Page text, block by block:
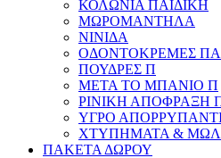
ΚΟΛΩΝΙΑ ΠΑΙΔΙΚΗ
ΜΩΡΟΜΑΝΤΗΛΑ
ΝΙΝΙΔΑ
ΟΔΟΝΤΟΚΡΕΜΕΣ
ΠΟΥΔΡΕΣ Π
ΜΕΤΑ ΤΟ ΜΠΑΝΙΟ Π
ΡΙΝΙΚΗ ΑΠΟΦΡΑΞΗ
ΥΓΡΟ
ΧΤΥΠΗΜΑΤΑ &
ΠΑΚΕΤΑ ΔΩΡΟΥ